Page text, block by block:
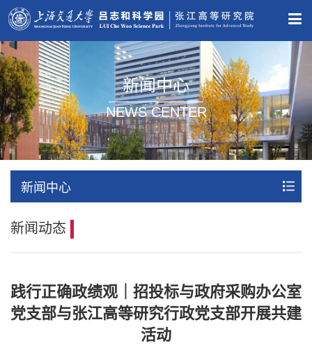
新闻中心
NEWS CENTER
新闻中心
新闻动态
践行正确政绩观｜招投标与政府采购办公室
党支部与张江高等研究行政党支部开展共建
活动